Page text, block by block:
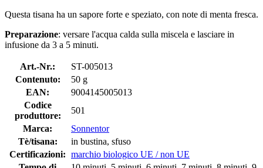
Questa tisana ha un sapore forte e speziato, con note di menta fresca.
Preparazione: versare l'acqua calda sulla miscela e lasciare in
infusione da 3 a 5 minuti.
Art.-Nr.:
ST-005013
Contenuto:
50 g
EAN:
9004145005013
Codice
produttore:
501
Marca:
Sonnentor
Tè/tisana:
in bustina, sfuso
Certificazioni: marchio biologico UE / non UE